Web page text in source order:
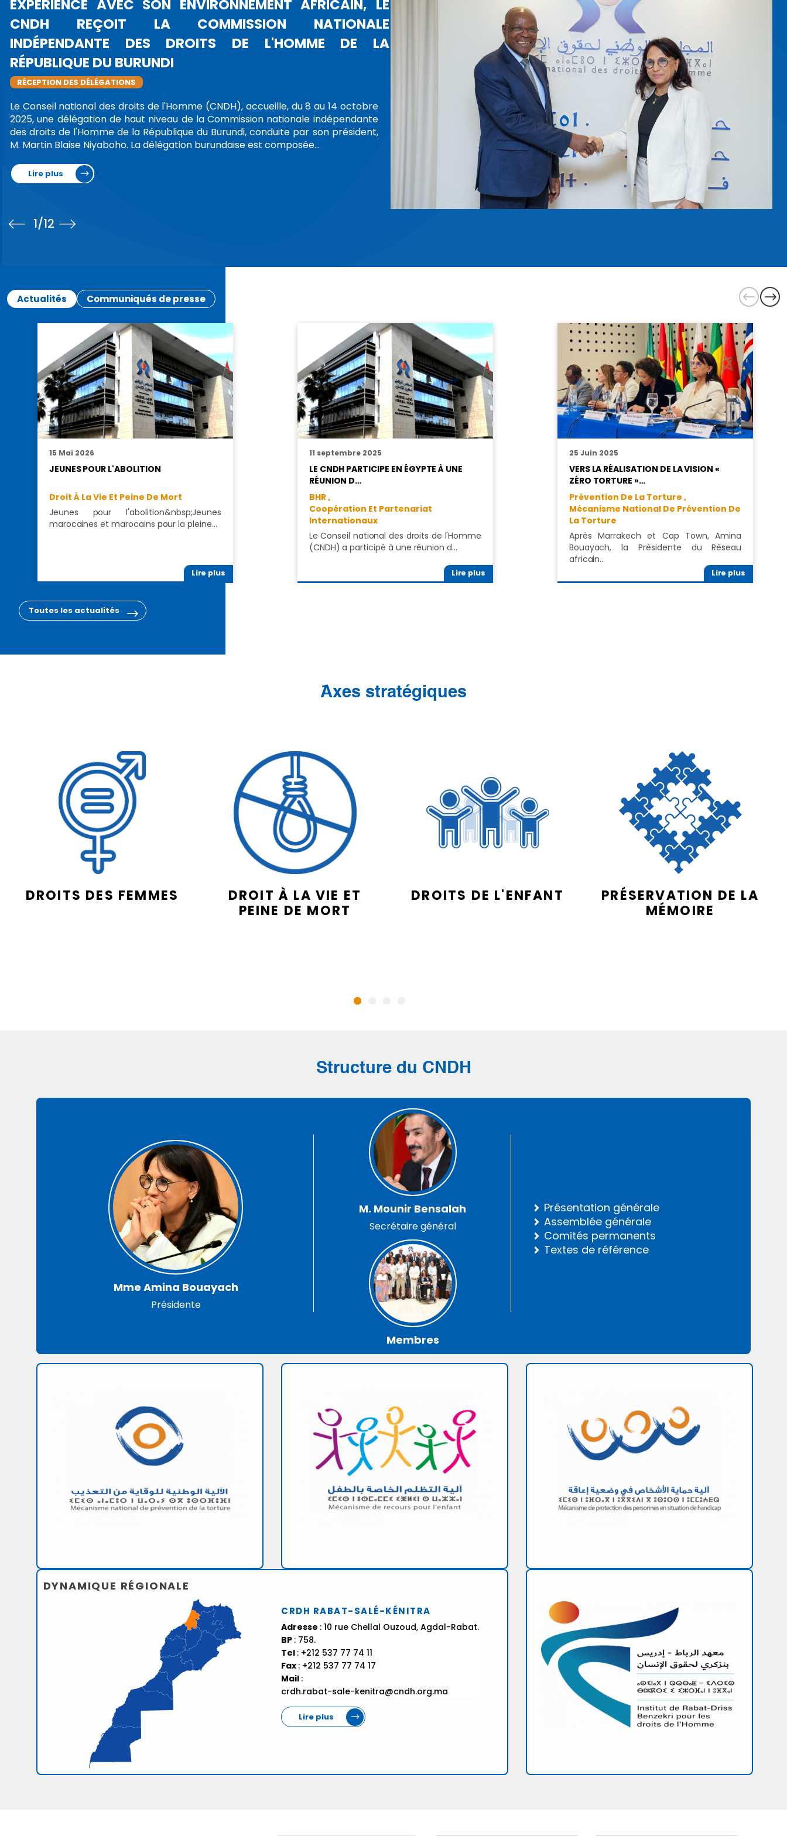
DU CONSEIL NATIONAL DES DROITS DE L’HOMME
CONCERNANT LES PROTESTATIONS DANS PLUSIEURS
VILLES MAROCAINES
PROTESTATIONS
LIBERTÉ D'EXPRESSION, DE RÉUNION, DE MANIFESTATION ET D'ASSOCIATION
La Présidente du Conseil national des droits de l’Homme, Madame Amina
Bouayach a tenu, mercredi 1er octobre 2025, une réunion rassemblant les
présidentes et présidents des Commissions régionales des droits de l’Homme
(CRDH), des directeurs, et des chargés de missions auprès de la Présidence, afin
d…
1/12
Actualités Communiqués de presse
15 Mai 2026
JEUNES POUR L'ABOLITION
Droit À La Vie Et Peine De Mort
Jeunes pour l'abolition&nbsp;Jeunes
marocaines et marocains pour la pleine…
Lire plus
11 septembre 2025
LE CNDH PARTICIPE EN ÉGYPTE À UNE
RÉUNION D…
BHR ,
Coopération Et Partenariat
Internationaux
Le Conseil national des droits de l'Homme
(CNDH) a participé à une réunion d…
Lire plus
25 Juin 2025
VERS LA RÉALISATION DE LA VISION «
ZÉRO TORTURE »…
Prévention De La Torture ,
Mécanisme National De Prévention De
La Torture
Après Marrakech et Cap Town, Amina
Bouayach, la Présidente du Réseau
africain…
Lire plus
Toutes les actualités
َAxes stratégiques
DROITS DES FEMMES
DROIT À LA VIE ET
PEINE DE MORT
DROITS DE L'ENFANT
PRÉSERVATION DE LA
MÉMOIRE
Structure du CNDH
Mme Amina Bouayach
Présidente
M. Mounir Bensalah
Secrétaire général
Membres
Présentation générale
Assemblée générale
Comités permanents
Textes de référence
DYNAMIQUE RÉGIONALE
CRDH RABAT-SALÉ-KÉNITRA
Adresse : 10 rue Chellal Ouzoud, Agdal-Rabat.
BP : 758.
Tel : +212 537 77 74 11
Fax : +212 537 77 74 17
Mail :
crdh.rabat-sale-kenitra@cndh.org.ma
Lire plus